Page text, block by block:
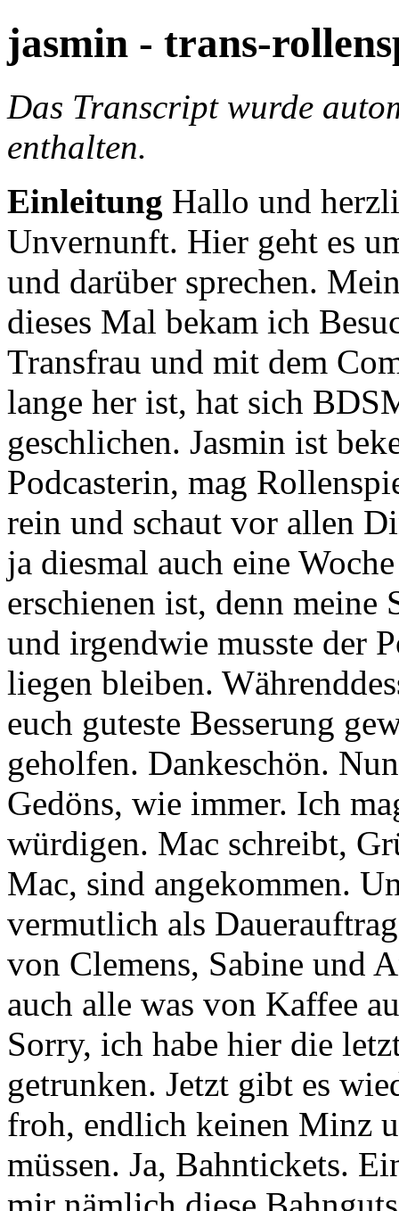
jasmin - trans-
Das Transcript wurde
enthalten.
Einleitung Hallo und
Unvernunft. Hier geht es
und darüber sprechen.
dieses Mal bekam ich
Transfrau und mit dem
lange her ist, hat sich
geschlichen. Jasmin ist
Podcasterin, mag
rein und schaut vor allen
ja diesmal auch eine
erschienen ist, denn meine
und irgendwie musste der
liegen bleiben.
euch guteste Besserung
geholfen. Dankeschön.
Gedöns, wie immer. Ich
würdigen. Mac schreibt,
Mac, sind angekommen.
vermutlich als
von Clemens, Sabine und
auch alle was von Kaffee
Sorry, ich habe hier die
getrunken. Jetzt gibt es
froh, endlich keinen Minz
müssen. Ja, Bahntickets.